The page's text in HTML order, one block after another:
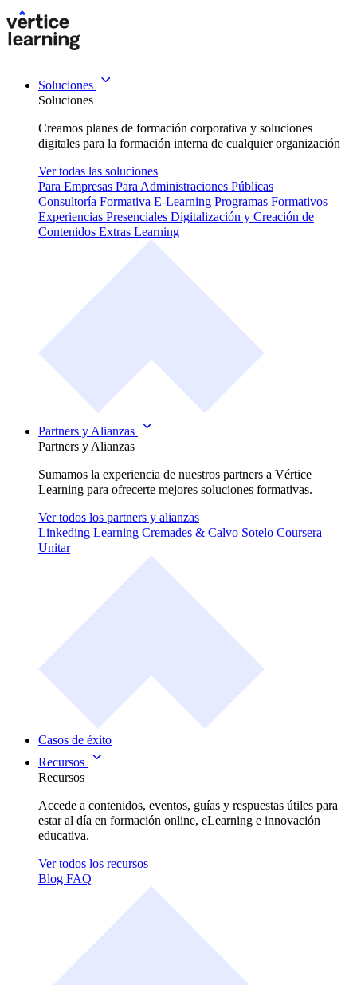
Soluciones
Soluciones
Creamos planes de formación corporativa y soluciones
digitales para la formación interna de cualquier organización
Ver todas las soluciones
Para Empresas Para Administraciones Públicas
Consultoría Formativa E-Learning Programas Formativos
Experiencias Presenciales Digitalización y Creación de
Contenidos Extras Learning
Partners y Alianzas
Partners y Alianzas
Sumamos la experiencia de nuestros partners a Vértice
Learning para ofrecerte mejores soluciones formativas.
Ver todos los partners y alianzas
Linkeding Learning Cremades & Calvo Sotelo Coursera
Unitar
Casos de éxito
Recursos
Recursos
Accede a contenidos, eventos, guías y respuestas útiles para
estar al día en formación online, eLearning e innovación
educativa.
Ver todos los recursos
Blog FAQ